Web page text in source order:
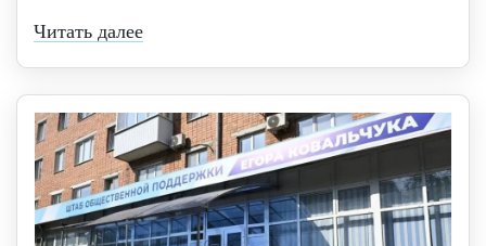
Читать далее